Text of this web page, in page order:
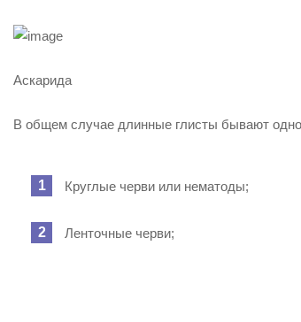
Аскарида
В общем случае длинные глисты бывают
Круглые черви или нематоды;
Ленточные черви;